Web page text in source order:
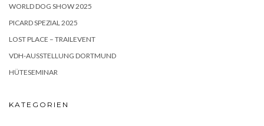
WORLD DOG SHOW 2025
PICARD SPEZIAL 2025
LOST PLACE – TRAILEVENT
VDH-AUSSTELLUNG DORTMUND
HÜTESEMINAR
KATEGORIEN